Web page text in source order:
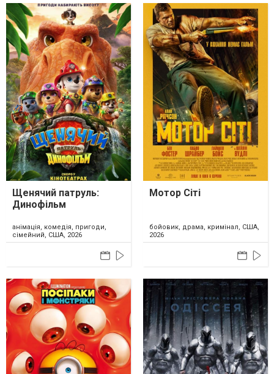
Щенячий патруль:
Динофільм
анімація, комедія, пригоди,
сімейний, США, 2026
Мотор Сіті
бойовик, драма, кримінал, США,
2026